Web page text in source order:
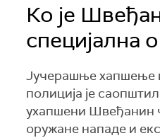
Ко је
специјална
Јучерашње хапшење
полиција је
ухапшени Швеђанин
оружане нападе и